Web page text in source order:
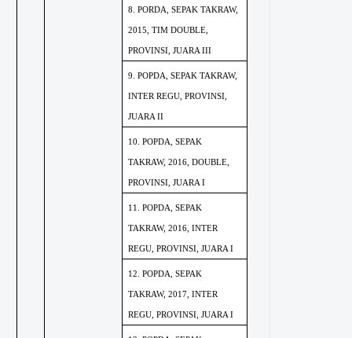
8. PORDA, SEPAK TAKRAW,
2015, TIM DOUBLE,
PROVINSI, JUARA III
9. POPDA, SEPAK TAKRAW,
INTER REGU, PROVINSI,
JUARA II
10. POPDA, SEPAK
TAKRAW, 2016, DOUBLE,
PROVINSI, JUARA I
11. POPDA, SEPAK
TAKRAW, 2016, INTER
REGU, PROVINSI, JUARA I
12. POPDA, SEPAK
TAKRAW, 2017, INTER
REGU, PROVINSI, JUARA I